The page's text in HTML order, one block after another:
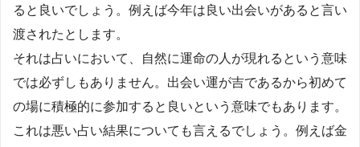
ると良いでしょう。例えば今年は良い出会いがあると言い
渡されたとします。
それは占いにおいて、自然に運命の人が現れるという意味
では必ずしもありません。出会い運が吉であるから初めて
の場に積極的に参加すると良いという意味でもあります。
これは悪い占い結果についても言えるでしょう。例えば金